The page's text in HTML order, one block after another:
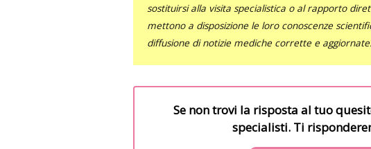
sostituirsi alla visita specialistica o al rapporto
mettono a disposizione le loro conoscenze
diffusione di notizie mediche corrette e aggiornate.
Se non trovi la risposta al tuo
specialisti. Ti